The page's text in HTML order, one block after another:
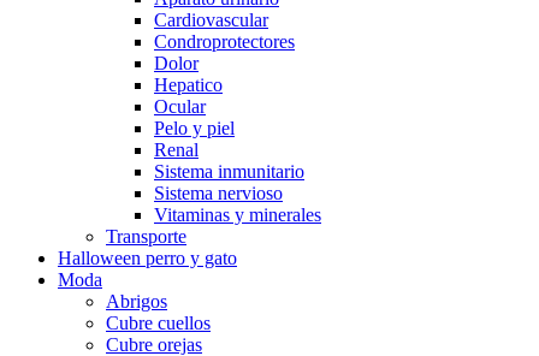
Cardiovascular
Condroprotectores
Dolor
Hepatico
Ocular
Pelo y piel
Renal
Sistema inmunitario
Sistema nervioso
Vitaminas y minerales
Transporte
Halloween perro y gato
Moda
Abrigos
Cubre cuellos
Cubre orejas